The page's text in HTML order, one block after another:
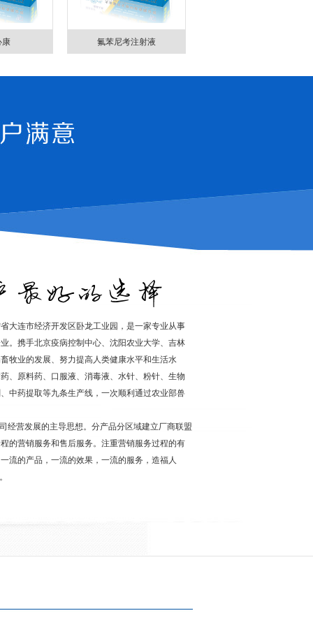
康 氟苯尼考注射液
大连市经济开发区卧龙工业园，是一家专业从事
。携手北京疫病控制中心、沈阳农业大学、吉林
牧业的发展、努力提高人类健康水平和生活水
、原料药、口服液、消毒液、水针、粉针、生物
中药提取等九条生产线，一次顺利通过农业部兽
营发展的主导思想。分产品分区域建立厂商联盟
的营销服务和售后服务。注重营销服务过程的有
流的产品，一流的效果，一流的服务，造福人